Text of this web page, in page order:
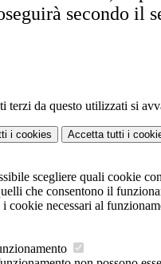
secondo il
terzi da questo utilizzati si
i cookies Accetta tutti i
scegliere quali cookie
che consentono il
cookie necessari al